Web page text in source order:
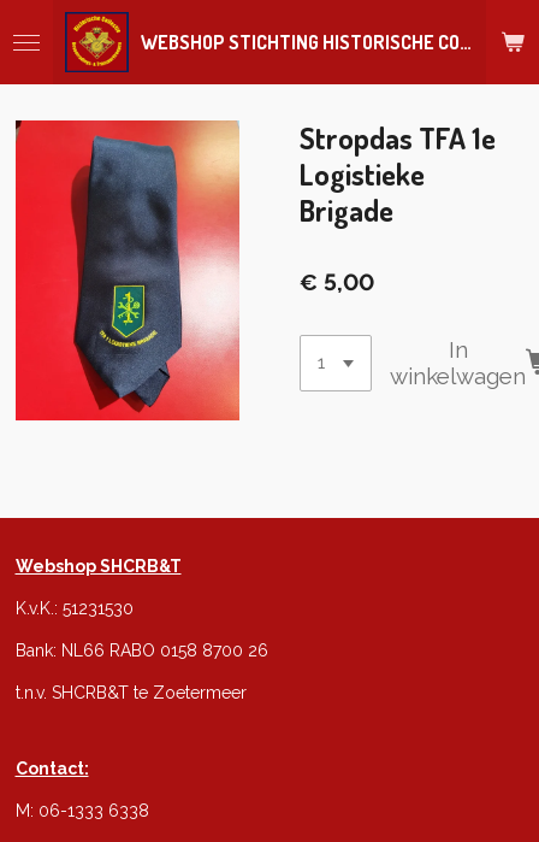
direct
hoofdinhoud
WEBSHOP STICHTING HISTORISCHE COLLECTIE REGIMENT
Stropdas TFA 1e
Logistieke
Brigade
€ 5,00
In
winkelwagen
Webshop SHCRB&T
K.v.K.: 51231530
Bank: NL66 RABO 0158 8700 26
t.n.v. SHCRB&T te Zoetermeer
Contact:
M: 06-1333 6338